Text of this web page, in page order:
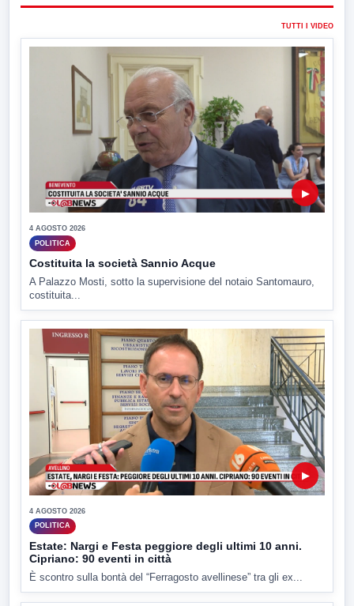
TUTTI I VIDEO
▶
4 AGOSTO 2026
POLITICA
Costituita la società Sannio Acque
A Palazzo Mosti, sotto la supervisione del notaio Santomauro,
costituita...
▶
4 AGOSTO 2026
POLITICA
Estate: Nargi e Festa peggiore degli ultimi 10 anni.
Cipriano: 90 eventi in città
È scontro sulla bontà del “Ferragosto avellinese” tra gli ex...